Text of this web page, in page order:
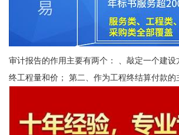
审计报告的作用主要有两个： 、敲定一个建设
终工程量和价； 第二、作为工程终结算付款的